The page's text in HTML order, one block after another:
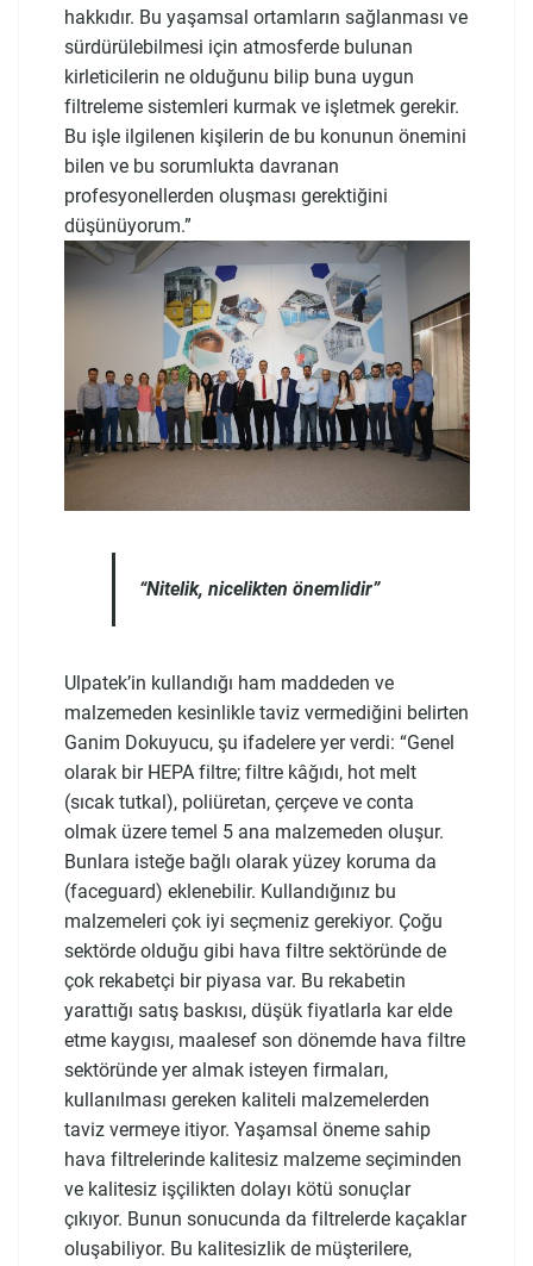
hakkıdır. Bu yaşamsal ortamların sağlanması ve
sürdürülebilmesi için atmosferde bulunan
kirleticilerin ne olduğunu bilip buna uygun
filtreleme sistemleri kurmak ve işletmek gerekir.
Bu işle ilgilenen kişilerin de bu konunun önemini
bilen ve bu sorumlukta davranan
profesyonellerden oluşması gerektiğini
düşünüyorum.”
“Nitelik, nicelikten önemlidir”
Ulpatek’in kullandığı ham maddeden ve
malzemeden kesinlikle taviz vermediğini belirten
Ganim Dokuyucu, şu ifadelere yer verdi: “Genel
olarak bir HEPA filtre; filtre kâğıdı, hot melt
(sıcak tutkal), poliüretan, çerçeve ve conta
olmak üzere temel 5 ana malzemeden oluşur.
Bunlara isteğe bağlı olarak yüzey koruma da
(faceguard) eklenebilir. Kullandığınız bu
malzemeleri çok iyi seçmeniz gerekiyor. Çoğu
sektörde olduğu gibi hava filtre sektöründe de
çok rekabetçi bir piyasa var. Bu rekabetin
yarattığı satış baskısı, düşük fiyatlarla kar elde
etme kaygısı, maalesef son dönemde hava filtre
sektöründe yer almak isteyen firmaları,
kullanılması gereken kaliteli malzemelerden
taviz vermeye itiyor. Yaşamsal öneme sahip
hava filtrelerinde kalitesiz malzeme seçiminden
ve kalitesiz işçilikten dolayı kötü sonuçlar
çıkıyor. Bunun sonucunda da filtrelerde kaçaklar
oluşabiliyor. Bu kalitesizlik de müşterilere,